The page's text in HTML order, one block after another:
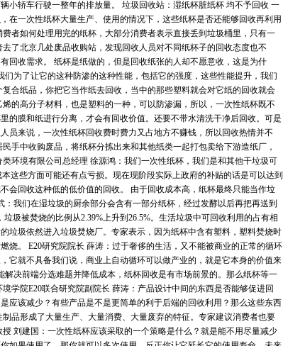
小轿车行驶一整年的排放量。 垃圾回收站：湿纸杯脏纸杯 均不予回收 一
在一次性纸杯大量生产、使用的情况下，这些纸杯是否还能够回收再利用
者如何处理用完的纸杯，大部分消费者表示直接丢到垃圾桶里，只有一
了北京几处废品收购站，发现回收人员对不同纸杯子的回收态度也不
回收需求。 纸杯是纸做的，但是回收纸张的人却不愿意收，这是为什
为了让它的这种防渗的这种性能，包括它的强度，这些性能提升，我们
合纸品，你把它当作纸去回收，当中的那些塑料就会对它纸的回收就会
的高分子材料，也是塑料的一种，可以防渗漏，所以，一次性纸杯既不
的膜和纸进行分离，才会有回收价值。还要不带水清洗干净后回收。可是
员来说，一次性纸杯回收费时费力又占地方不赚钱，所以回收热情并不
手中收购废品，将纸杯分拣出来和其他纸类一起打包卖给下游造纸厂，
环境有限公司总经理 徐源鸿：我们一次性纸杯，我们是和其他干垃圾可
这些方面可能还有点亏损。现在现阶段实际上政府的补贴的话是可以达到
会回收这种低的低价值的回收。 由于回收成本高，纸杯最终只能当作垃
我们在湿垃圾的厨余部分会含有一部分纸杯，经过发酵以后再把再送到
圾被焚烧的比例从2.39%上升到26.5%。生活垃圾中可回收利用的占有相
垃圾依然进入垃圾焚烧厂。专家表示，因为纸杯中含有塑料，塑料焚烧时
烧。 E20研究院院长 薛涛：过于奢侈的生活，又不能被商业的正常的循环
它就不具备我们说，商业上自动循环可以做产业的，就是它本身的价值来
决前端分选难题并降低成本，纸杯回收是有市场前景的。那么纸杯等一
学院E20联合研究院副院长 薛涛：产品设计中间的东西是否能够促进回
应该减少？有些产品是不是更简单的利于后端的回收利用？那么这些东西
品形成了大量生产、大量消费、大量废弃的特征。专家建议消费者也要
刘建国：一次性纸杯应该采取的一个策略是什么？就是能不用尽量减少